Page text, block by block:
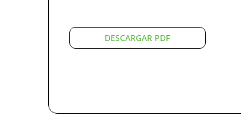
DESCARGAR PDF